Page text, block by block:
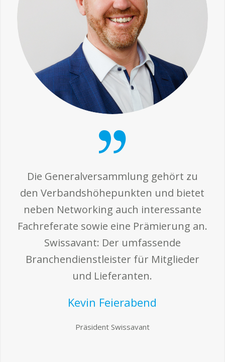
Die Generalversammlung gehört zu
den Verbandshöhepunkten und bietet
neben Networking auch interessante
Fachreferate sowie eine Prämierung an.
Swissavant: Der umfassende
Branchendienstleister für Mitglieder
und Lieferanten.
Kevin Feierabend
Präsident Swissavant